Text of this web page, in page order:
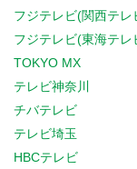
フジテレビ(関西テレ
フジテレビ(東海テレ
TOKYO MX
テレビ神奈川
チバテレビ
テレビ埼玉
HBCテレビ